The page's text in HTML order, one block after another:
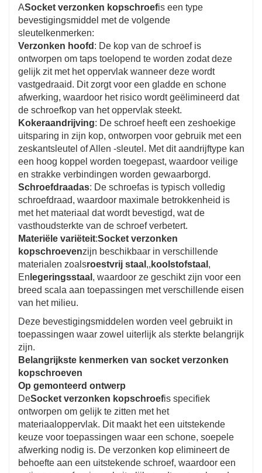
ASocket verzonken kopschroefis een type
bevestigingsmiddel met de volgende
sleutelkenmerken:
Verzonken hoofd : De kop van de schroef is
ontworpen om taps toelopend te worden zodat deze
gelijk zit met het oppervlak wanneer deze wordt
vastgedraaid. Dit zorgt voor een gladde en schone
afwerking, waardoor het risico wordt geëlimineerd dat
de schroefkop van het oppervlak steekt.
Kokeraandrijving: De schroef heeft een zeshoekige
uitsparing in zijn kop, ontworpen voor gebruik met een
zeskantsleutel of Allen -sleutel. Met dit aandrijftype kan
een hoog koppel worden toegepast, waardoor veilige
en strakke verbindingen worden gewaarborgd.
Schroefdraadas: De schroefas is typisch volledig
schroefdraad, waardoor maximale betrokkenheid is
met het materiaal dat wordt bevestigd, wat de
vasthoudsterkte van de schroef verbetert.
Materiële variëteit:Socket verzonken
kopschroevenzijn beschikbaar in verschillende
materialen zoalsroestvrij staal ,, koolstofstaal ,
En legeringsstaal , waardoor ze geschikt zijn voor een
breed scala aan toepassingen met verschillende eisen
van het milieu.
Deze bevestigingsmiddelen worden veel gebruikt in
toepassingen waar zowel uiterlijk als sterkte belangrijk
zijn.
Belangrijkste kenmerken van socket verzonken
kopschroeven
Op gemonteerd ontwerp
DeSocket verzonken kopschroefis specifiek
ontworpen om gelijk te zitten met het
materiaaloppervlak. Dit maakt het een uitstekende
keuze voor toepassingen waar een schone, soepele
afwerking nodig is. De verzonken kop elimineert de
behoefte aan een uitstekende schroef, waardoor een